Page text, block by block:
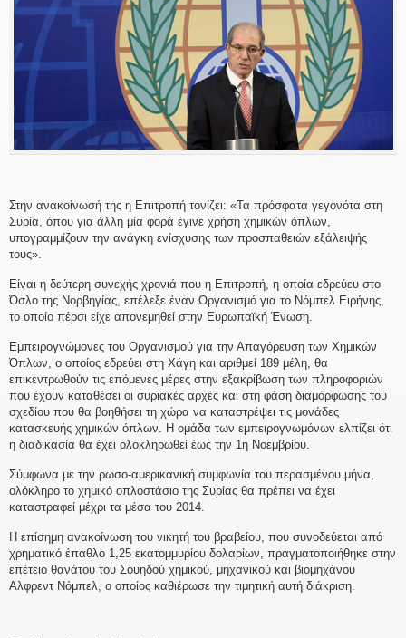
Στην ανακοίνωσή της η Επιτροπή τονίζει: «Τα πρόσφατα γεγονότα στη
Συρία, όπου για άλλη μία φορά έγινε χρήση χημικών όπλων,
υπογραμμίζουν την ανάγκη ενίσχυσης των προσπαθειών εξάλειψής
τους».
Είναι η δεύτερη συνεχής χρονιά που η Επιτροπή, η οποία εδρεύευ στο
Όσλο της Νορβηγίας, επέλεξε έναν Οργανισμό για το Νόμπελ Ειρήνης,
το οποίο πέρσι είχε απονεμηθεί στην Ευρωπαϊκή Ένωση.
Εμπειρογνώμονες του Οργανισμού για την Απαγόρευση των Χημικών
Όπλων, ο οποίος εδρεύει στη Χάγη και αριθμεί 189 μέλη, θα
επικεντρωθούν τις επόμενες μέρες στην εξακρίβωση των πληροφοριών
που έχουν καταθέσει οι συριακές αρχές και στη φάση διαμόρφωσης του
σχεδίου που θα βοηθήσει τη χώρα να καταστρέψει τις μονάδες
κατασκευής χημικών όπλων. Η ομάδα των εμπειρογνωμόνων ελπίζει ότι
η διαδικασία θα έχει ολοκληρωθεί έως την 1η Νοεμβρίου.
Σύμφωνα με την ρωσο-αμερικανική συμφωνία του περασμένου μήνα,
ολόκληρο το χημικό οπλοστάσιο της Συρίας θα πρέπει να έχει
καταστραφεί μέχρι τα μέσα του 2014.
Η επίσημη ανακοίνωση του νικητή του βραβείου, που συνοδεύεται από
χρηματικό έπαθλο 1,25 εκατομμυρίου δολαρίων, πραγματοποιήθηκε στην
επέτειο θανάτου του Σουηδού χημικού, μηχανικού και βιομηχάνου
Αλφρεντ Νόμπελ, ο οποίος καθιέρωσε την τιμητική αυτή διάκριση.